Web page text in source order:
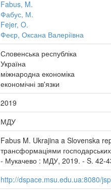
Fabus, M.
Фабус, М.
Fejer, O.
Феєр, Оксана Валеріївна
Словенська республіка
Україна
міжнародна економіка
економічні зв'язки
2019
МДУ
Fabus M. Ukrajina a Slovenska
трансформаціями господарських
- Мукачево : МДУ, 2019. - S. 42-
http://dspace.msu.edu.ua:8080/